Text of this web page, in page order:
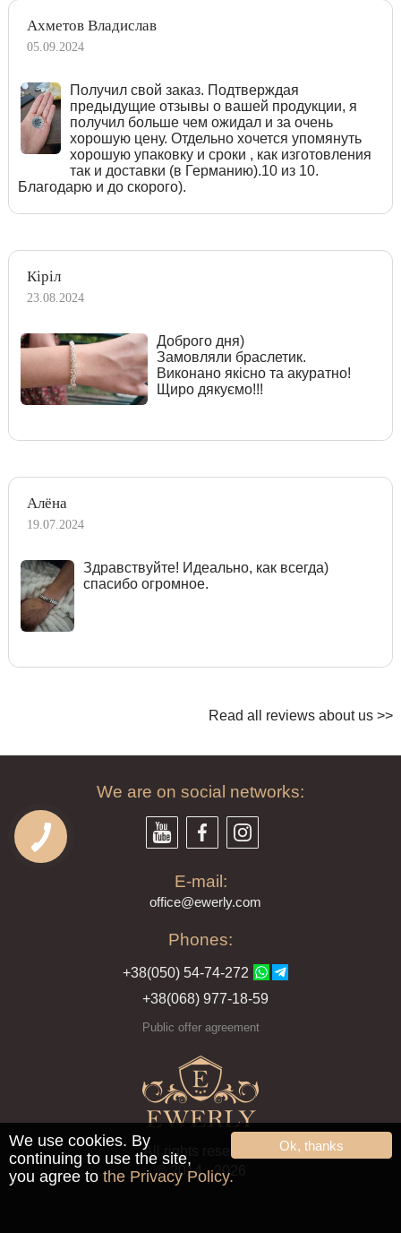
Ахметов Владислав
05.09.2024
Получил свой заказ. Подтверждая
предыдущие отзывы о вашей продукции, я
получил больше чем ожидал и за очень
хорошую цену. Отдельно хочется упомянуть
хорошую упаковку и сроки , как изготовления
так и доставки (в Германию).10 из 10.
Благодарю и до скорого).
Кіріл
23.08.2024
Доброго дня)
Замовляли браслетик.
Виконано якісно та акуратно!
Щиро дякуємо!!!
Алёна
19.07.2024
Здравствуйте! Идеально, как всегда)
спасибо огромное.
Read all reviews about us >>
We are on social networks:
E-mail:
office@ewerly.com
Phones:
+38(050) 54-74-272
+38(068) 977-18-59
Public offer agreement
All rights reserved
© 2014 - 2026
Ok, thanks
We use cookies. By
continuing to use the site,
you agree to the Privacy Policy.